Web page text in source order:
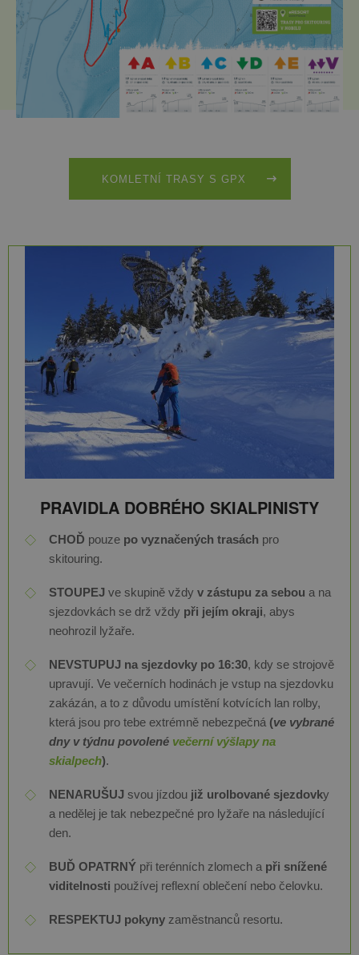
KOMLETNÍ TRASY S GPX
PRAVIDLA DOBRÉHO SKIALPINISTY
CHOĎ pouze po vyznačených trasách pro
skitouring.
STOUPEJ ve skupině vždy v zástupu za sebou a na
sjezdovkách se drž vždy při jejím okraji, abys
neohrozil lyžaře.
NEVSTUPUJ na sjezdovky po 16:30, kdy se strojově
upravují. Ve večerních hodinách je vstup na sjezdovku
zakázán, a to z důvodu umístění kotvících lan rolby,
která jsou pro tebe extrémně nebezpečná (ve vybrané
dny v týdnu povolené večerní výšlapy na
skialpech).
NENARUŠUJ svou jízdou již urolbované sjezdovky
a nedělej je tak nebezpečné pro lyžaře na následující
den.
BUĎ OPATRNÝ při terénních zlomech a při snížené
viditelnosti používej reflexní oblečení nebo čelovku.
RESPEKTUJ pokyny zaměstnanců resortu.​